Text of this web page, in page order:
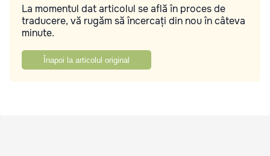
La momentul dat articolul se află în proces de
traducere, vă rugăm să încercați din nou în câteva
minute.
Înapoi la articolul original